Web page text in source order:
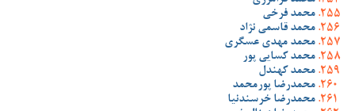
محمد فرخی
محمد قاسمی نژاد
محمد مهدی عسگری
محمد کسایی پور
محمد کهندل
محمدرضا پورمحمد
محمدرضا خرسندنیا